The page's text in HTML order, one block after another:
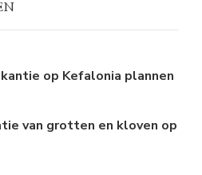
op Kefalonia plannen
van grotten en kloven op